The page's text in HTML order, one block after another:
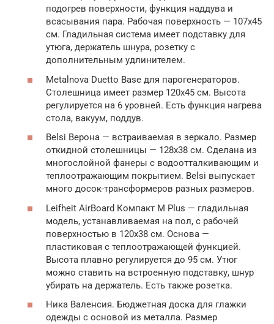
подогрев поверхности, функция наддува и
всасывания пара. Рабочая поверхность — 107х45
см. Гладильная система имеет подставку для
утюга, держатель шнура, розетку с
дополнительным удлинителем.
Metalnova Duetto Base для парогенераторов.
Столешница имеет размер 120х45 см. Высота
регулируется на 6 уровней. Есть функция нагрева
стола, вакуум, поддув.
Belsi Верона — встраиваемая в зеркало. Размер
откидной столешницы — 128х38 см. Сделана из
многослойной фанеры с водоотталкивающим и
теплоотражающим покрытием. Belsi выпускает
много досок-трансформеров разных размеров.
Leifheit AirBoard Компакт M Plus — гладильная
модель, устанавливаемая на пол, с рабочей
поверхностью в 120х38 см. Основа —
пластиковая с теплоотражающей функцией.
Высота плавно регулируется до 95 см. Утюг
можно ставить на встроенную подставку, шнур
убирать на держатель. Есть также розетка.
Ника Валенсия. Бюджетная доска для глажки
одежды с основой из металла. Размер